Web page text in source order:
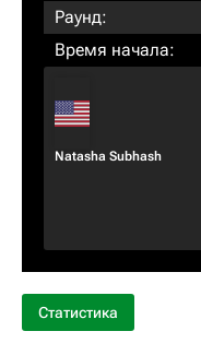
Раунд:
Время начала:
Natasha Subhash
Статистика